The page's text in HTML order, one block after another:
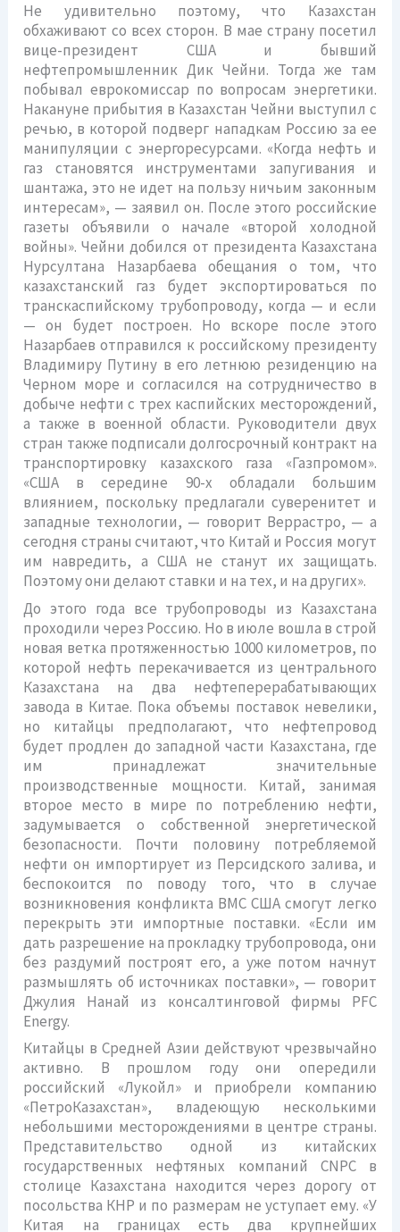
Не удивительно поэтому, что Казахстан
обхаживают со всех сторон. В мае страну посетил
вице-президент США и бывший
нефтепромышленник Дик Чейни. Тогда же там
побывал еврокомиссар по вопросам энергетики.
Накануне прибытия в Казахстан Чейни выступил с
речью, в которой подверг нападкам Россию за ее
манипуляции с энергоресурсами. «Когда нефть и
газ становятся инструментами запугивания и
шантажа, это не идет на пользу ничьим законным
интересам», — заявил он. После этого российские
газеты объявили о начале «второй холодной
войны». Чейни добился от президента Казахстана
Нурсултана Назарбаева обещания о том, что
казахстанский газ будет экспортироваться по
транскаспийскому трубопроводу, когда — и если
— он будет построен. Но вскоре после этого
Назарбаев отправился к российскому президенту
Владимиру Путину в его летнюю резиденцию на
Черном море и согласился на сотрудничество в
добыче нефти с трех каспийских месторождений,
а также в военной области. Руководители двух
стран также подписали долгосрочный контракт на
транспортировку казахского газа «Газпромом».
«США в середине 90-х обладали большим
влиянием, поскольку предлагали суверенитет и
западные технологии, — говорит Веррастро, — а
сегодня страны считают, что Китай и Россия могут
им навредить, а США не станут их защищать.
Поэтому они делают ставки и на тех, и на других».
До этого года все трубопроводы из Казахстана
проходили через Россию. Но в июле вошла в строй
новая ветка протяженностью 1000 километров, по
которой нефть перекачивается из центрального
Казахстана на два нефтеперерабатывающих
завода в Китае. Пока объемы поставок невелики,
но китайцы предполагают, что нефтепровод
будет продлен до западной части Казахстана, где
им принадлежат значительные
производственные мощности. Китай, занимая
второе место в мире по потреблению нефти,
задумывается о собственной энергетической
безопасности. Почти половину потребляемой
нефти он импортирует из Персидского залива, и
беспокоится по поводу того, что в случае
возникновения конфликта ВМС США смогут легко
перекрыть эти импортные поставки. «Если им
дать разрешение на прокладку трубопровода, они
без раздумий построят его, а уже потом начнут
размышлять об источниках поставки», — говорит
Джулия Нанай из консалтинговой фирмы PFC
Energy.
Китайцы в Средней Азии действуют чрезвычайно
активно. В прошлом году они опередили
российский «Лукойл» и приобрели компанию
«ПетроКазахстан», владеющую несколькими
небольшими месторождениями в центре страны.
Представительство одной из китайских
государственных нефтяных компаний CNPC в
столице Казахстана находится через дорогу от
посольства КНР и по размерам не уступает ему. «У
Китая на границах есть два крупнейших